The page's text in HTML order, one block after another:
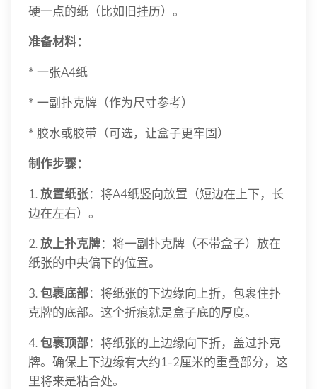
硬一点的纸（比如旧挂历）。
准备材料：
* 一张A4纸
* 一副扑克牌（作为尺寸参考）
* 胶水或胶带（可选，让盒子更牢固）
制作步骤：
1.放置纸张：将A4纸竖向放置（短边在上下，长
边在左右）。
2.放上扑克牌：将一副扑克牌（不带盒子）放在
纸张的中央偏下的位置。
3.包裹底部：将纸张的下边缘向上折，包裹住扑
克牌的底部。这个折痕就是盒子底的厚度。
4.包裹顶部：将纸张的上边缘向下折，盖过扑克
牌。确保上下边缘有大约1-2厘米的重叠部分，这
里将来是粘合处。